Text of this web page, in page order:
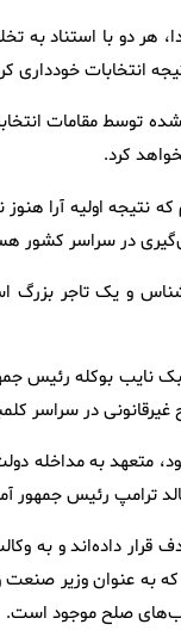
هر دو با استناد
انتخابات خودداری
توسط مقامات
کرد.
اولیه آرا هنوز
نایب بوکله رئیس
در سراسر
خود، متعهد به
ترامپ رئیس جمهور
قرار داده‌اند و به
به عنوان وزیر
صلح موجود است.